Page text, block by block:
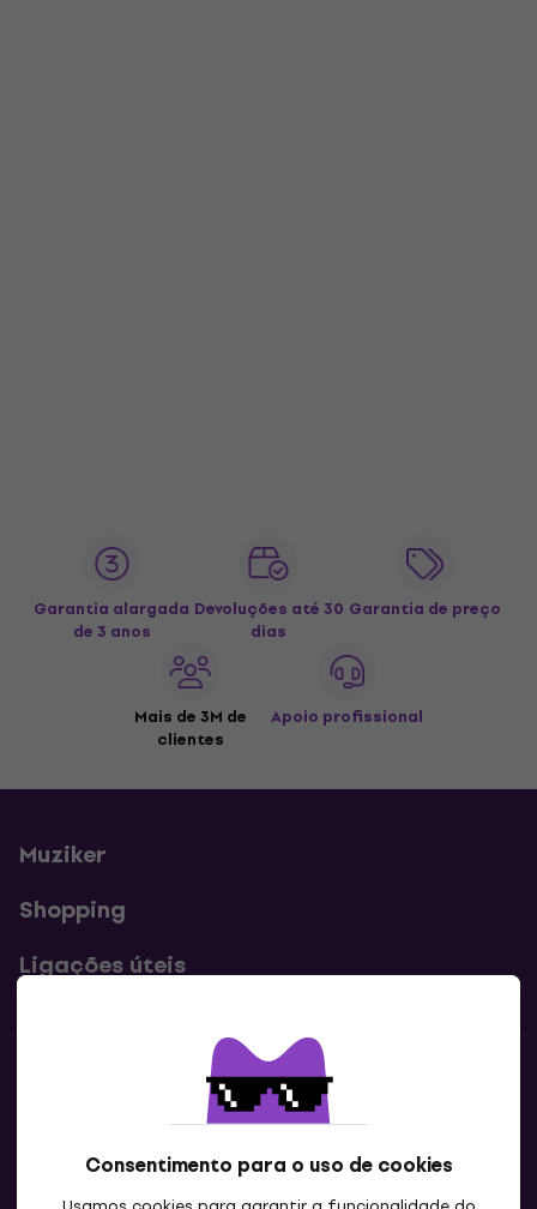
Consentimento para o uso de cookies
Garantia alargada
de 3 anos
Devoluções até 30
dias
Garantia de preço
Mais de 3M de
clientes
Apoio profissional
Muziker
Shopping
Ligações úteis
Contatos
Contacta-nos